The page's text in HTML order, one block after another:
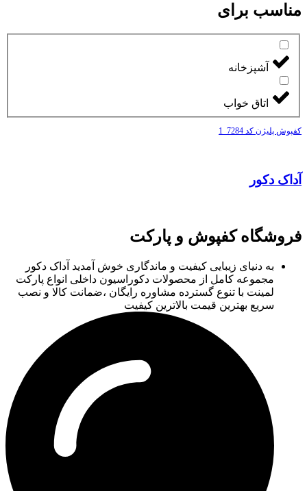
مناسب برای
آشپزخانه
اتاق خواب
کفپوش پلیژن کد 7284_1
آداک دکور
فروشگاه کفپوش و پارکت
به دنیای زیبایی کیفیت و ماندگاری خوش آمدید آداک دکور
مجموعه کامل از محصولات دکوراسیون داخلی انواع پارکت
لمینت با تنوع گسترده مشاوره رایگان ،ضمانت کالا و نصب
سریع بهترین قیمت بالاترین کیفیت